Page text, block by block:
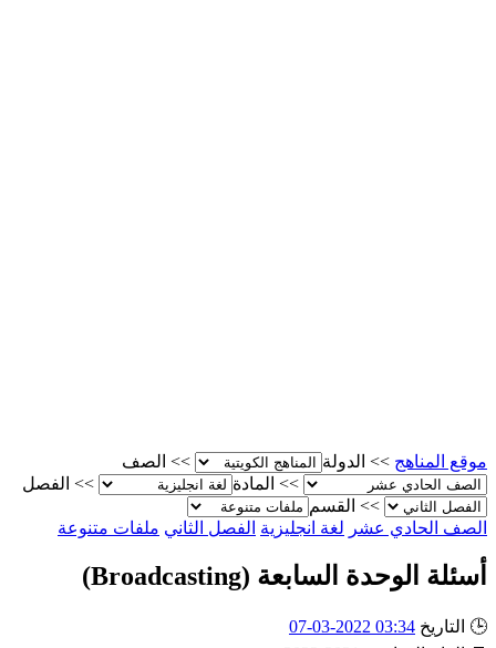
موقع المناهج >> الدولة >>
الصف
>>
المادة >>
الفصل
>>
القسم
الصف الحادي عشر لغة انجليزية الفصل الثاني ملفات متنوعة
أسئلة الوحدة السابعة (Broadcasting)
🕒 التاريخ 03:34 2022-03-07